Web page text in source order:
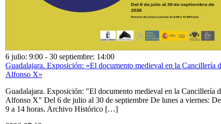
6 julio: 9:00 - 30 septiembre: 14:00
Guadalajara. Exposición: «El documento medieval en la Cancillería
Alfonso X»
Guadalajara. Exposición: "El documento medieval en la Cancillería
Alfonso X" Del 6 de julio al 30 de septiembre De lunes a viernes: De
9 a 14 horas. Archivo Histórico […]